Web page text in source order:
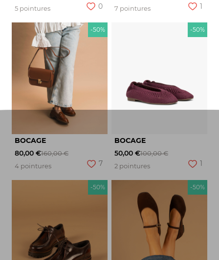
5 pointures
0
7 pointures
1
-50%
BOCAGE
80,00 €160,00 €
4 pointures
7
-50%
BOCAGE
50,00 €100,00 €
2 pointures
1
-50% -50%